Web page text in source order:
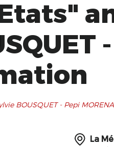
BOUSQUET - Pepi
La